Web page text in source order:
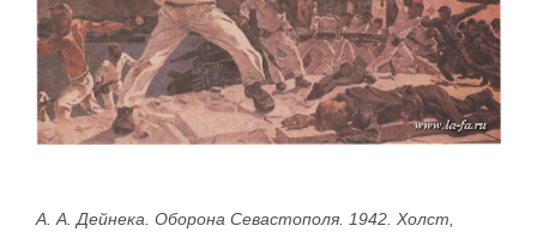
А. А. Дейнека. Оборона Севастополя. 1942. Холст,